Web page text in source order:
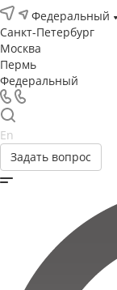
Федеральный
Санкт-Петербург
Москва
Пермь
Федеральный
En
Задать вопрос